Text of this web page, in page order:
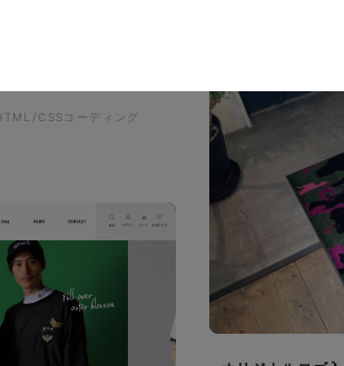
CSSコーディング